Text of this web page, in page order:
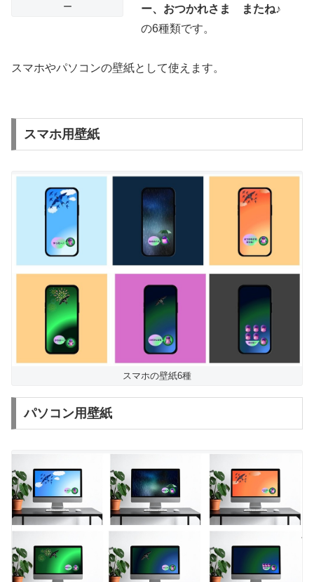
ー
ー、おつかれさま またね♪
の6種類です。
スマホやパソコンの壁紙として使えます。
スマホ用壁紙
スマホの壁紙6種
パソコン用壁紙